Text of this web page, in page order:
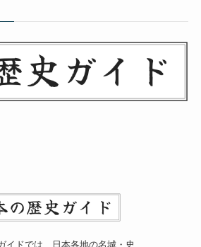
イドでは、日本各地の名城・史